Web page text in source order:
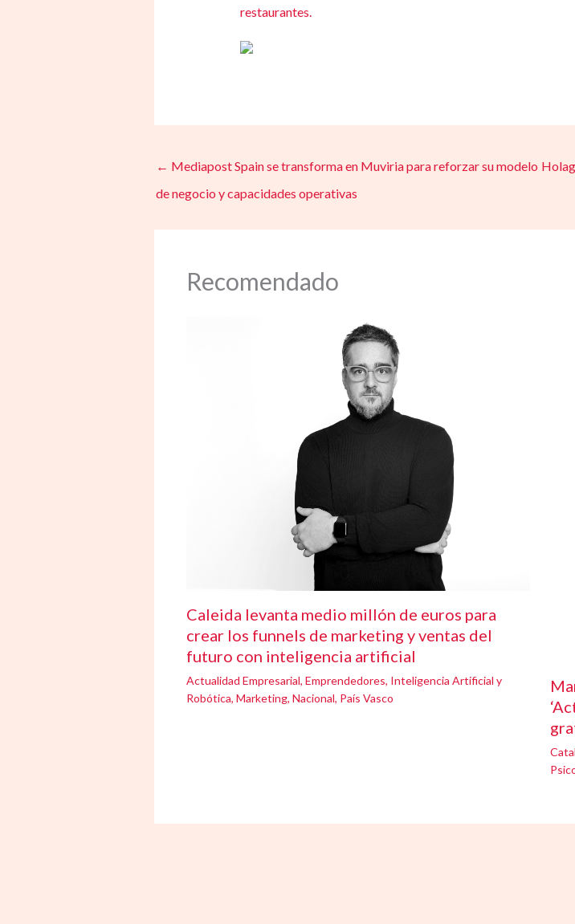
restaurantes.
← Mediapost Spain se transforma en Muviria para reforzar su modelo
de negocio y capacidades operativas
Recomendado
Caleida levanta medio millón de euros para
crear los funnels de marketing y ventas del
futuro con inteligencia artificial
Actualidad Empresarial, Emprendedores, Inteligencia Artificial y
Robótica, Marketing, Nacional, País Vasco